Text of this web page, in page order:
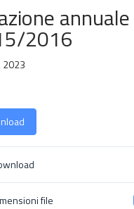
2016
2023
file